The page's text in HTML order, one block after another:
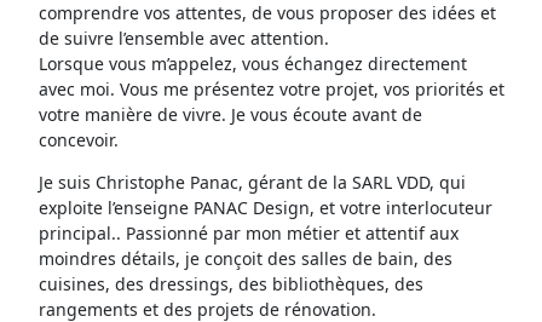
comprendre vos attentes, de vous proposer des idées et
de suivre l’ensemble avec attention.
Lorsque vous m’appelez, vous échangez directement
avec moi. Vous me présentez votre projet, vos priorités et
votre manière de vivre. Je vous écoute avant de
concevoir.
Je suis Christophe Panac, gérant de la SARL VDD, qui
exploite l’enseigne PANAC Design, et votre interlocuteur
principal.. Passionné par mon métier et attentif aux
moindres détails, je conçoit des salles de bain, des
cuisines, des dressings, des bibliothèques, des
rangements et des projets de rénovation.